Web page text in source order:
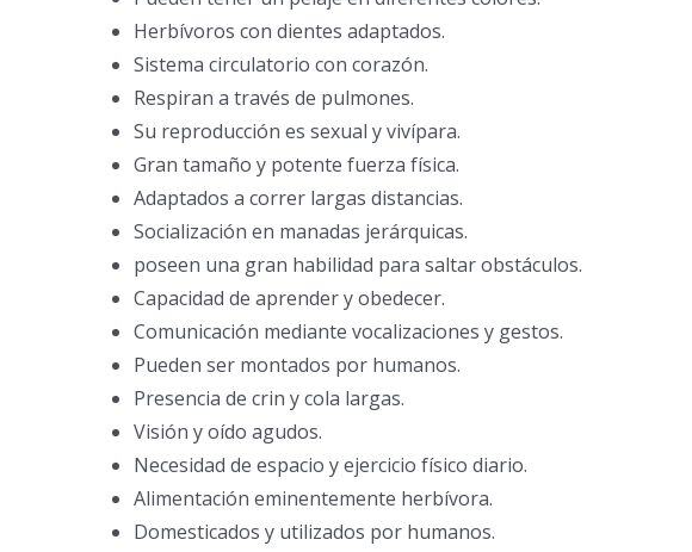
Herbívoros con dientes adaptados.
Sistema circulatorio con corazón.
Respiran a través de pulmones.
Su reproducción es sexual y vivípara.
Gran tamaño y potente fuerza física.
Adaptados a correr largas distancias.
Socialización en manadas jerárquicas.
poseen una gran habilidad para saltar obstáculos.
Capacidad de aprender y obedecer.
Comunicación mediante vocalizaciones y gestos.
Pueden ser montados por humanos.
Presencia de crin y cola largas.
Visión y oído agudos.
Necesidad de espacio y ejercicio físico diario.
Alimentación eminentemente herbívora.
Domesticados y utilizados por humanos.